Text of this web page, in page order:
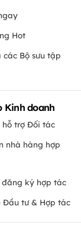
Hot
các Bộ sưu tập
Kinh doanh
hỗ trợ Đối tác
nhà hàng hợp
đăng ký hợp tác
Đầu tư & Hợp tác